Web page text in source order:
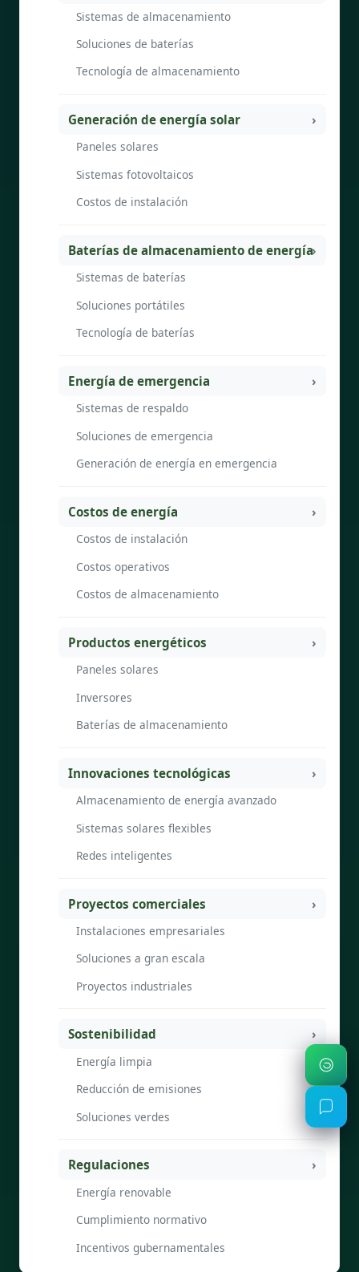
Sistemas de almacenamiento
Soluciones de baterías
Tecnología de almacenamiento
Generación de energía solar
Paneles solares
Sistemas fotovoltaicos
Costos de instalación
Baterías de almacenamiento de energía
Sistemas de baterías
Soluciones portátiles
Tecnología de baterías
Energía de emergencia
Sistemas de respaldo
Soluciones de emergencia
Generación de energía en emergencia
Costos de energía
Costos de instalación
Costos operativos
Costos de almacenamiento
Productos energéticos
Paneles solares
Inversores
Baterías de almacenamiento
Innovaciones tecnológicas
Almacenamiento de energía avanzado
Sistemas solares flexibles
Redes inteligentes
Proyectos comerciales
Instalaciones empresariales
Soluciones a gran escala
Proyectos industriales
Sostenibilidad
Energía limpia
Reducción de emisiones
Soluciones verdes
Regulaciones
Energía renovable
Cumplimiento normativo
Incentivos gubernamentales